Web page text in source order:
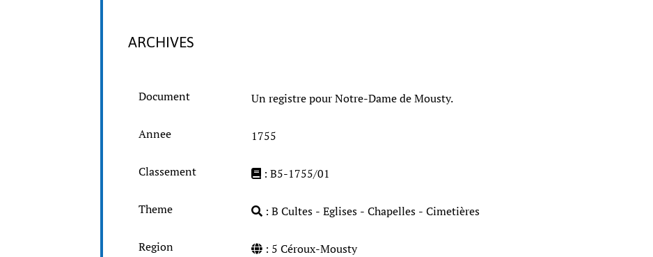
ARCHIVES
Document Un registre pour Notre-Dame de Mousty.
Annee 1755
Classement : B5-1755/01
Theme : B Cultes - Eglises - Chapelles - Cimetières
Region : 5 Céroux-Mousty